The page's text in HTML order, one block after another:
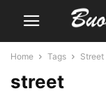
Home Tags Street
street